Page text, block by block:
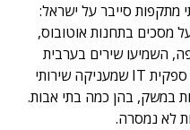
מתקפות סייבר על ישראל:
מסכים בתחנות אוטובוס,
השמיעו שירים בערבית
ומסרים מאיימים, ובשנייה הותקפה ספקית IT שמעניקה שירותי
במשק, בהן כמה בתי אבות.
לא נמסרה.